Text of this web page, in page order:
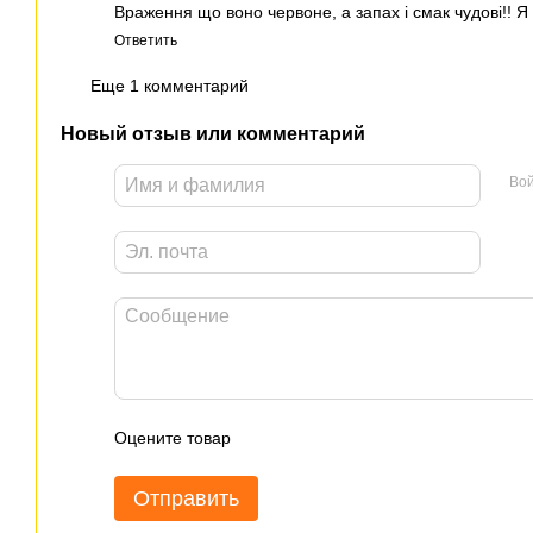
Враження що воно червоне, а запах і смак чудові!! Я
Ответить
Еще 1 комментарий
Новый отзыв или комментарий
Оцените товар
Отправить